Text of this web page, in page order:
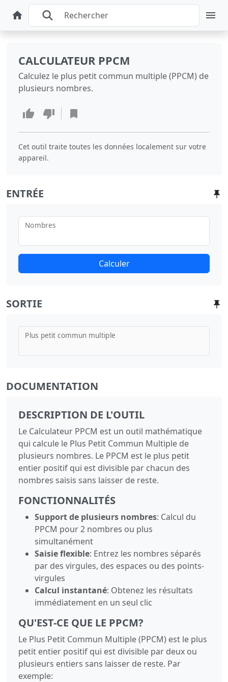
CALCULATEUR PPCM
Calculez le plus petit commun multiple (PPCM) de
plusieurs nombres.
Cet outil traite toutes les données localement sur votre
appareil.
ENTRÉE
Nombres
Calculer
SORTIE
Plus petit commun multiple
DOCUMENTATION
DESCRIPTION DE L'OUTIL
Le Calculateur PPCM est un outil mathématique
qui calcule le Plus Petit Commun Multiple de
plusieurs nombres. Le PPCM est le plus petit
entier positif qui est divisible par chacun des
nombres saisis sans laisser de reste.
FONCTIONNALITÉS
Support de plusieurs nombres: Calcul du
PPCM pour 2 nombres ou plus
simultanément
Saisie flexible: Entrez les nombres séparés
par des virgules, des espaces ou des points-
virgules
Calcul instantané: Obtenez les résultats
immédiatement en un seul clic
QU'EST-CE QUE LE PPCM?
Le Plus Petit Commun Multiple (PPCM) est le plus
petit entier positif qui est divisible par deux ou
plusieurs entiers sans laisser de reste. Par
exemple: